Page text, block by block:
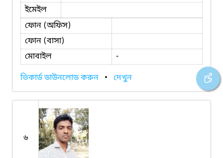
ইমেইল
ফোন (অফিস)
ফোন (বাসা)
মোবাইল
-
ভিকার্ড ডাউনলোড করুন • দেখুন
৬